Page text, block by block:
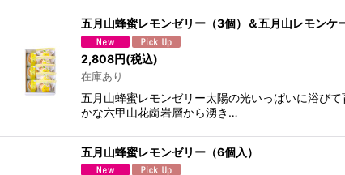
並び順:
五月山蜂蜜レモンゼリー（3個）＆五月山レモンケ
2,808円(税込)
在庫あり
五月山蜂蜜レモンゼリー太陽の光いっぱいに浴び
かな六甲山花崗岩層から湧き…
五月山蜂蜜レモンゼリー（6個入）